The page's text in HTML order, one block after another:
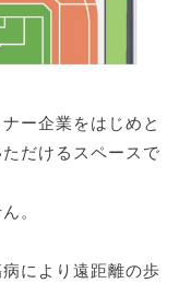
ー企業をはじめと
だけるスペースで
。
により遠距離の歩